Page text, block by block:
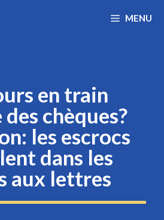
MENU
en train
des chèques?
les escrocs
dans les
aux lettres